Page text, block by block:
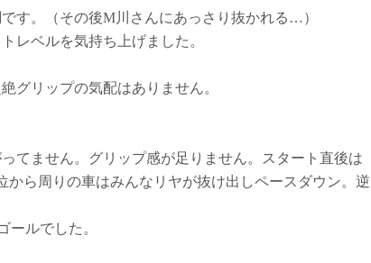
す。（その後M川さんにあっさり抜かれる…）
レベルを気持ち上げました。
グリップの気配はありません。
てません。グリップ感が足りません。スタート直後は
から周りの車はみんなリヤが抜け出しペースダウン。逆
ールでした。